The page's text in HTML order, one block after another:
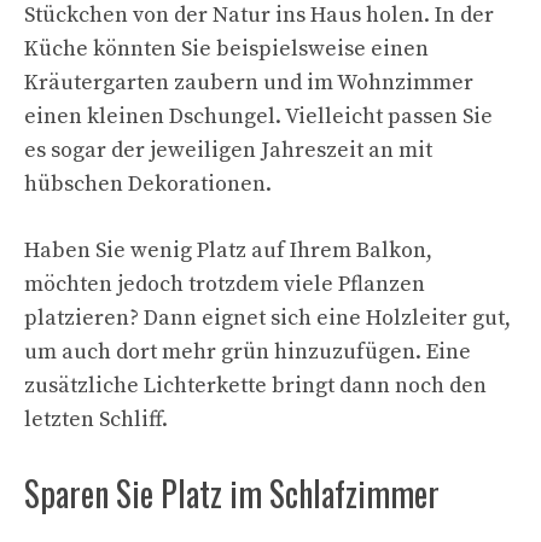
Stückchen von der Natur ins Haus holen. In der
Küche könnten Sie beispielsweise einen
Kräutergarten zaubern und im Wohnzimmer
einen kleinen Dschungel. Vielleicht passen Sie
es sogar der jeweiligen Jahreszeit an mit
hübschen Dekorationen.
Haben Sie wenig Platz auf Ihrem Balkon,
möchten jedoch trotzdem viele Pflanzen
platzieren? Dann eignet sich eine Holzleiter gut,
um auch dort mehr grün hinzuzufügen. Eine
zusätzliche Lichterkette bringt dann noch den
letzten Schliff.
Sparen Sie Platz im Schlafzimmer